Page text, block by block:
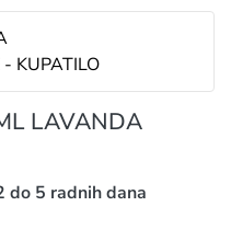
- KUPATILO
LAVANDA
do 5 radnih dana